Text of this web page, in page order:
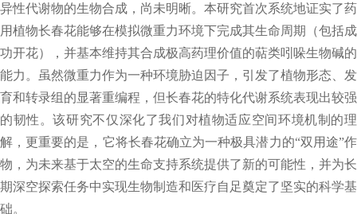
异性代谢物的生物合成，尚未明晰。本研究首次系统地证实了药
用植物长春花能够在模拟微重力环境下完成其生命周期（包括成
功开花），并基本维持其合成极高药理价值的萜类吲哚生物碱的
能力。虽然微重力作为一种环境胁迫因子，引发了植物形态、发
育和转录组的显著重编程，但长春花的特化代谢系统表现出较强
的韧性。该研究不仅深化了我们对植物适应空间环境机制的理
解，更重要的是，它将长春花确立为一种极具潜力的“双用途”作
物，为未来基于太空的生命支持系统提供了新的可能性，并为长
期深空探索任务中实现生物制造和医疗自足奠定了坚实的科学基
础。